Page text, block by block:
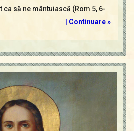
ca să ne mântuiască (Rom 5, 6-
| Continuare »